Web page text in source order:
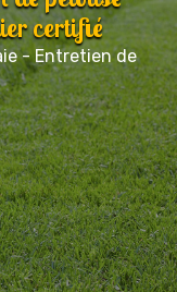
certifié
- Entretien de